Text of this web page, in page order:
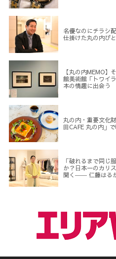
名優なのにチラシ
仕掛けた丸の内び
【丸の内MEMO】
館美術館「トワイ
本の情趣に出会う
丸の内・重要文化
田CAFE 丸の内」
「破れるまで同じ
か？日本一のカリ
聞く―― 仁藤はる